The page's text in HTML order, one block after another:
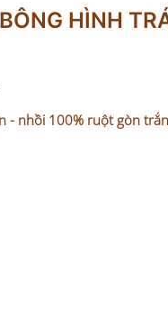
HÌNH
- nhồi 100% ruột gòn